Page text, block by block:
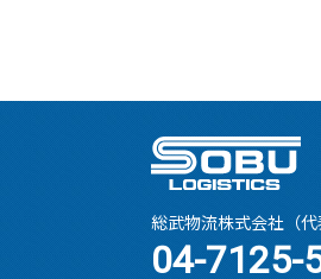
総武物流株式会社（代
04-7125-